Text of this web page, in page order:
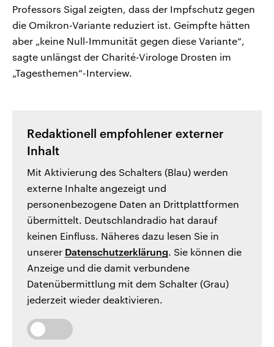
Professors Sigal zeigten, dass der Impfschutz gegen
die Omikron-Variante reduziert ist. Geimpfte hätten
aber „keine Null-Immunität gegen diese Variante“,
sagte unlängst der Charité-Virologe Drosten im
„Tagesthemen“-Interview.
Redaktionell empfohlener externer
Inhalt
Mit Aktivierung des Schalters (Blau) werden
externe Inhalte angezeigt und
personenbezogene Daten an Drittplattformen
übermittelt. Deutschlandradio hat darauf
keinen Einfluss. Näheres dazu lesen Sie in
unserer Datenschutzerklärung. Sie können die
Anzeige und die damit verbundene
Datenübermittlung mit dem Schalter (Grau)
jederzeit wieder deaktivieren.